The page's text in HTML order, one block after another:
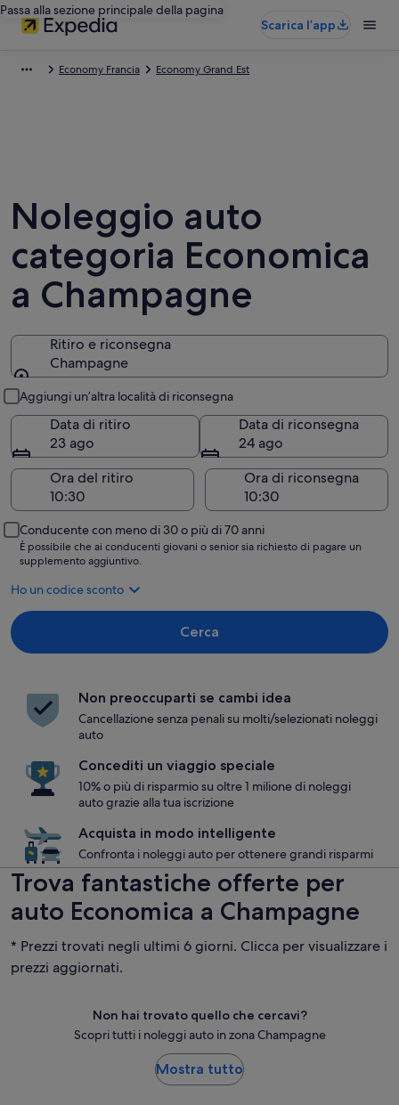
Passa alla sezione principale della pagina
Scarica l’app
Economy Francia Economy Grand Est
Noleggio auto
categoria Economica
a Champagne
Ritiro e riconsegna
Champagne
Aggiungi un’altra località di riconsegna
Data di ritiro
23 ago
Data di riconsegna
24 ago
Ora del ritiro
Ora di riconsegna
Conducente con meno di 30 o più di 70 anni
È possibile che ai conducenti giovani o senior sia richiesto di pagare un
supplemento aggiuntivo.
Ho un codice sconto
Cerca
Non preoccuparti se cambi idea
Cancellazione senza penali su molti/selezionati noleggi
auto
Concediti un viaggio speciale
10% o più di risparmio su oltre 1 milione di noleggi
auto grazie alla tua iscrizione
Acquista in modo intelligente
Confronta i noleggi auto per ottenere grandi risparmi
Trova fantastiche offerte per
auto Economica a Champagne
* Prezzi trovati negli ultimi 6 giorni. Clicca per visualizzare i
prezzi aggiornati.
Non hai trovato quello che cercavi?
Scopri tutti i noleggi auto in zona Champagne
Mostra tutto